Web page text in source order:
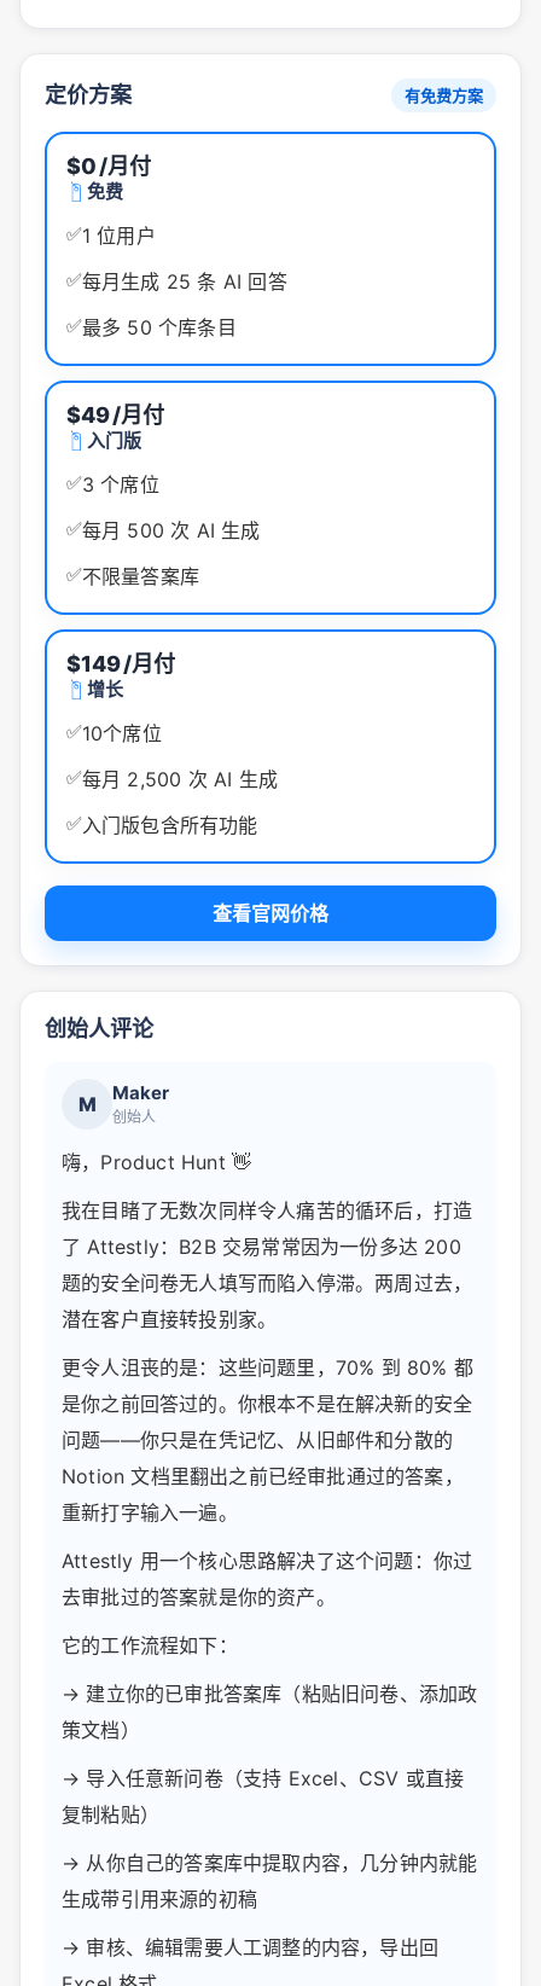
定价方案 有免费方案
$0/月付
免费
✅1 位用户
✅每月生成 25 条 AI 回答
✅最多 50 个库条目
$49/月付
入门版
✅3 个席位
✅每月 500 次 AI 生成
✅不限量答案库
$149/月付
增长
✅10个席位
✅每月 2,500 次 AI 生成
✅入门版包含所有功能
查看官网价格
创始人评论
M Maker
创始人
嗨，Product Hunt 👋
我在目睹了无数次同样令人痛苦的循环后，打造
了 Attestly：B2B 交易常常因为一份多达 200
题的安全问卷无人填写而陷入停滞。两周过去，
潜在客户直接转投别家。
更令人沮丧的是：这些问题里，70% 到 80% 都
是你之前回答过的。你根本不是在解决新的安全
问题——你只是在凭记忆、从旧邮件和分散的
Notion 文档里翻出之前已经审批通过的答案，
重新打字输入一遍。
Attestly 用一个核心思路解决了这个问题：你过
去审批过的答案就是你的资产。
它的工作流程如下：
→ 建立你的已审批答案库（粘贴旧问卷、添加政
策文档）
→ 导入任意新问卷（支持 Excel、CSV 或直接
复制粘贴）
→ 从你自己的答案库中提取内容，几分钟内就能
生成带引用来源的初稿
→ 审核、编辑需要人工调整的内容，导出回